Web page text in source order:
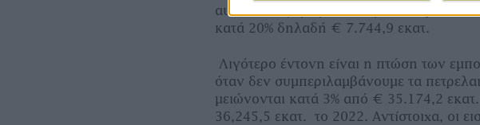
αυτή των εξαγωγών οδήγησε σε μείωση
κατά 20% δηλαδή € 7.744,9 εκατ.
Λιγότερο έντονη είναι η πτώση των
όταν δεν συμπεριλαμβάνουμε τα
μειώνονται κατά 3% από € 35.174,2
36,245,5 εκατ. το 2022. Αντίστοιχα, οι